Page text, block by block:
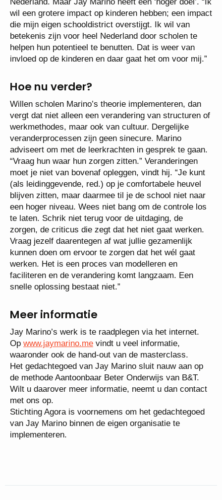
wil een grotere impact op kinderen hebben; een impact
die mijn eigen schooldistrict overstijgt. Ik wil van
betekenis zijn voor heel Nederland door scholen te
helpen hun potentieel te benutten. Dat is weer van
invloed op de kinderen en daar gaat het om voor mij.”
Hoe nu verder?
Willen scholen Marino’s theorie implementeren, dan
vergt dat niet alleen een verandering van structuren of
werkmethodes, maar ook van cultuur. Dergelijke
veranderprocessen zijn geen sinecure. Marino
adviseert om met de leerkrachten in gesprek te gaan.
“Vraag hun waar hun zorgen zitten.” Veranderingen
moet je niet van bovenaf opleggen, vindt hij. “Je kunt
(als leidinggevende, red.) op je comfortabele heuvel
blijven zitten, maar daarmee til je de school niet naar
een hoger niveau. Wees niet bang om de controle los
te laten. Schrik niet terug voor de uitdaging, de
zorgen, de criticus die zegt dat het niet gaat werken.
Vraag jezelf daarentegen af wat jullie gezamenlijk
kunnen doen om ervoor te zorgen dat het wél gaat
werken. Het is een proces van modelleren en
faciliteren en de verandering komt langzaam. Een
snelle oplossing bestaat niet.”
Meer informatie
Jay Marino’s werk is te raadplegen via het internet.
Op www.jaymarino.me vindt u veel informatie,
waaronder ook de hand-out van de masterclass.
Het gedachtegoed van Jay Marino sluit nauw aan op
de methode Aantoonbaar Beter Onderwijs van B&T.
Wilt u daarover meer informatie, neemt u dan contact
met ons op.
Stichting Agora is voornemens om het gedachtegoed
van Jay Marino binnen de eigen organisatie te
implementeren.